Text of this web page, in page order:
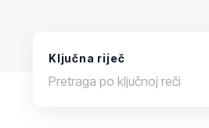
Ključna riječ